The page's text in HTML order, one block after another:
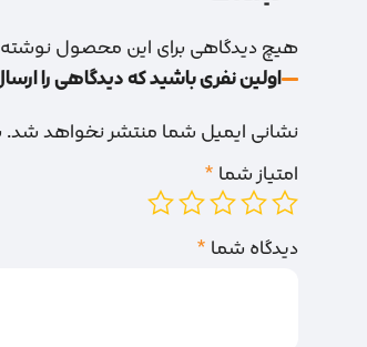
هیچ دیدگاهی برای این محصول
اولین نفری باشید که دیدگاهی را
نشانی ایمیل شما منتشر نخواهد شد.
امتیاز شما *
دیدگاه شما *